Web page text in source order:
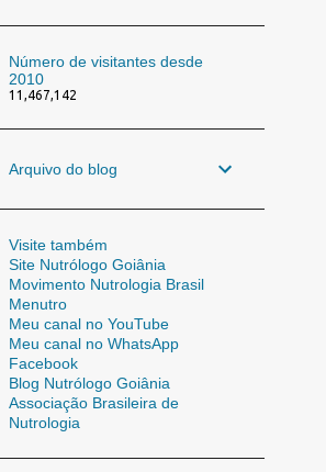
Número de visitantes desde
2010
11,467,142
Arquivo do blog
Visite também
Site Nutrólogo Goiânia
Movimento Nutrologia Brasil
Menutro
Meu canal no YouTube
Meu canal no WhatsApp
Facebook
Blog Nutrólogo Goiânia
Associação Brasileira de
Nutrologia